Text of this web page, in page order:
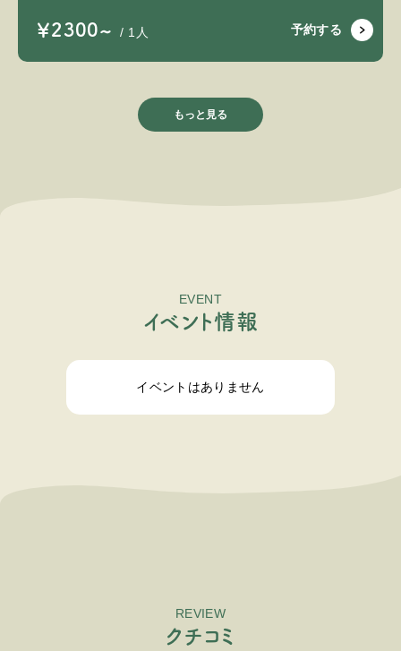
￥2300~ / 1人 予約する
もっと見る
EVENT
イベン ト情報
イベントはありません
REVIEW
ク チ コ ミ